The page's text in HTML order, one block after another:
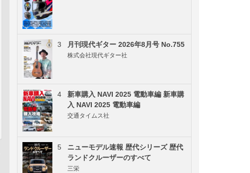
3 月刊現代ギター 2026年8月号 No.755
株式会社現代ギター社
4
新車購入 NAVI 2025 電動車編 新車購
入 NAVI 2025 電動車編
交通タイムス社
5
ニューモデル速報 歴代シリーズ 歴代
ランドクルーザーのすべて
三栄